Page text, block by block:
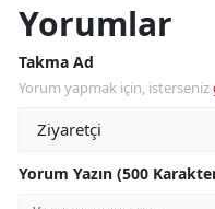
Yorumlar
Takma Ad
Yorum yapmak için, isterseniz
Yorum Yazın (500